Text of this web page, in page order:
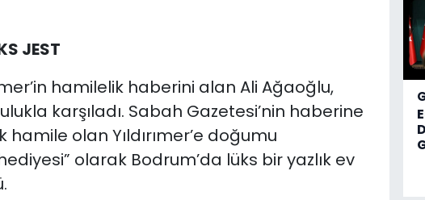
JEST
hamilelik haberini alan Ali Ağaoğlu,
karşıladı. Sabah Gazetesi’nin haberine
hamile olan Yıldırımer’e doğumu
olarak Bodrum’da lüks bir yazlık ev